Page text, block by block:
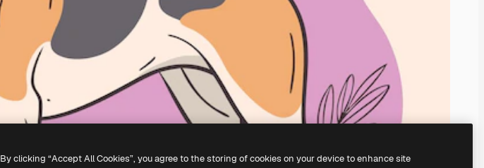
By clicking “Accept All Cookies”, you agree to the storing of cookies on your device to enhance site